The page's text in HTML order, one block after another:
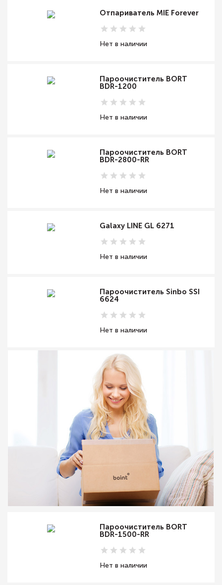
Отпариватель MIE Forever
Нет в наличии
Пароочиститель BORT
BDR-1200
Нет в наличии
Пароочиститель BORT
BDR-2800-RR
Нет в наличии
Galaxy LINE GL 6271
Нет в наличии
Пароочиститель Sinbo SSI
6624
Нет в наличии
Пароочиститель BORT
BDR-1500-RR
Нет в наличии